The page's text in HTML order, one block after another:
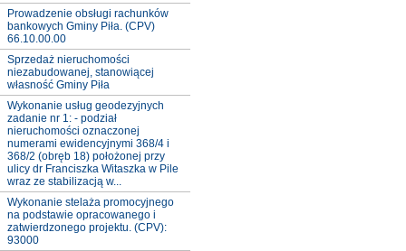
Prowadzenie obsługi rachunków
bankowych Gminy Piła. (CPV)
66.10.00.00
Sprzedaż nieruchomości
niezabudowanej, stanowiącej
własność Gminy Piła
Wykonanie usług geodezyjnych
zadanie nr 1: - podział
nieruchomości oznaczonej
numerami ewidencyjnymi 368/4 i
368/2 (obręb 18) położonej przy
ulicy dr Franciszka Witaszka w Pile
wraz ze stabilizacją w...
Wykonanie stelaża promocyjnego
na podstawie opracowanego i
zatwierdzonego projektu. (CPV):
93000